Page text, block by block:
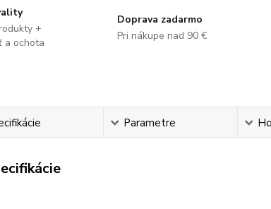
+
a ochota
Doprava zadarmo
Pri nákupe nad 90 €
Parametre